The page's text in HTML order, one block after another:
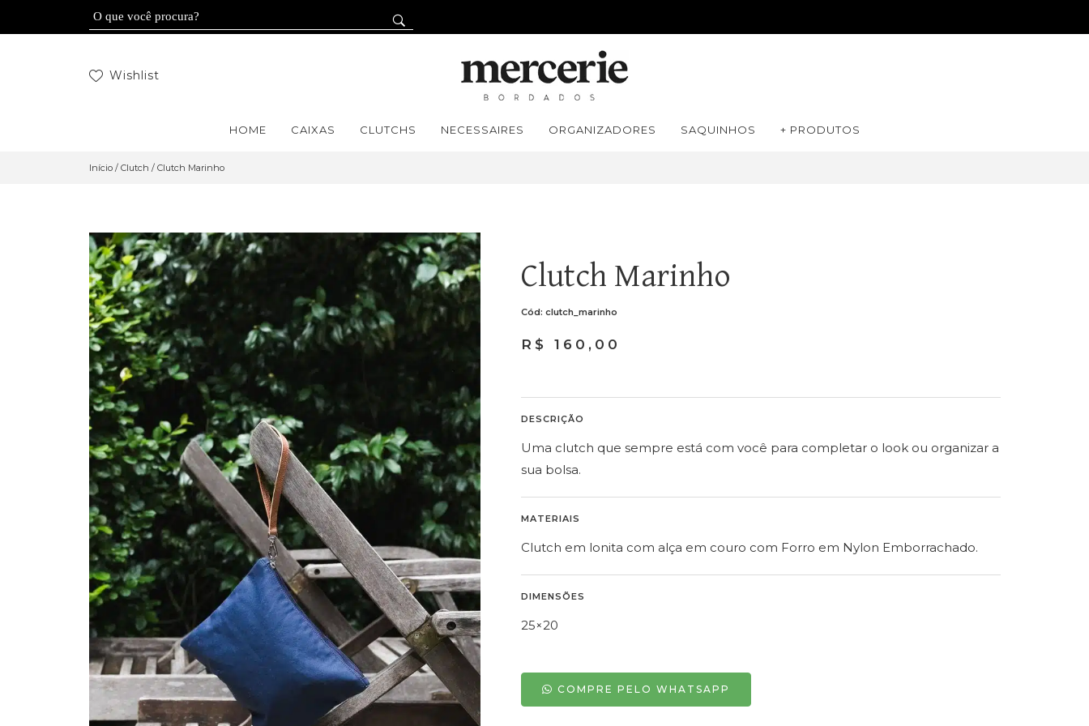
Wishlist
HOME CAIXAS CLUTCHS NECESSAIRES ORGANIZADORES SAQUINHOS + PRODUTOS
Início/ Clutch / Clutch Marinho
Clutch Marinho
Cód: clutch_marinho
R$ 160,00
DESCRIÇÃO
Uma clutch que sempre está com você para completar o look ou organizar a
sua bolsa.
MATERIAIS
Clutch em lonita com alça em couro com Forro em Nylon Emborrachado.
DIMENSÕES
25×20
COMPRE PELO WHATSAPP